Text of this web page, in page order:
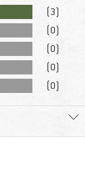
(3)
(0)
(0)
(0)
(0)